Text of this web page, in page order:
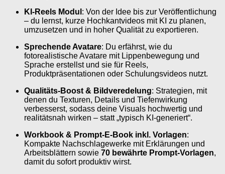
KI-Reels Modul : Von der Idee bis zur Veröffentlichung
– du lernst, kurze Hochkantvideos mit KI zu planen,
umzusetzen und in hoher Qualität zu exportieren.
Sprechende Avatare: Du erfährst, wie du
fotorealistische Avatare mit Lippenbewegung und
Sprache erstellst und sie für Reels,
Produktpräsentationen oder Schulungsvideos nutzt.
Qualitäts-Boost & Bildveredelung: Strategien, mit
denen du Texturen, Details und Tiefenwirkung
verbesserst, sodass deine Visuals hochwertig und
realitätsnah wirken – statt „typisch KI-generiert“.
Workbook & Prompt-E-Book inkl. Vorlagen:
Kompakte Nachschlagewerke mit Erklärungen und
Arbeitsblättern sowie 70 bewährte Prompt-Vorlagen,
damit du sofort produktiv wirst.